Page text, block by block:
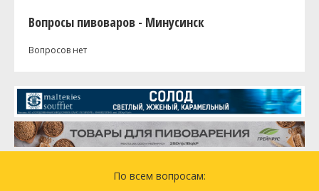
Вопросы пивоваров - Минусинск
Вопросов нет
По всем вопросам: